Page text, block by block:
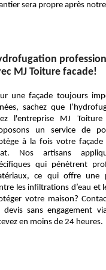
sera propre après
MJ Toiture facade!
une façade toujours
sachez que
l'entreprise MJ
un service de
à la fois votre
Nos artisans
qui pénètrent
ce qui offre une
les infiltrations d’eau et
votre maison?
devis sans engagement
en moins de 24 heures.